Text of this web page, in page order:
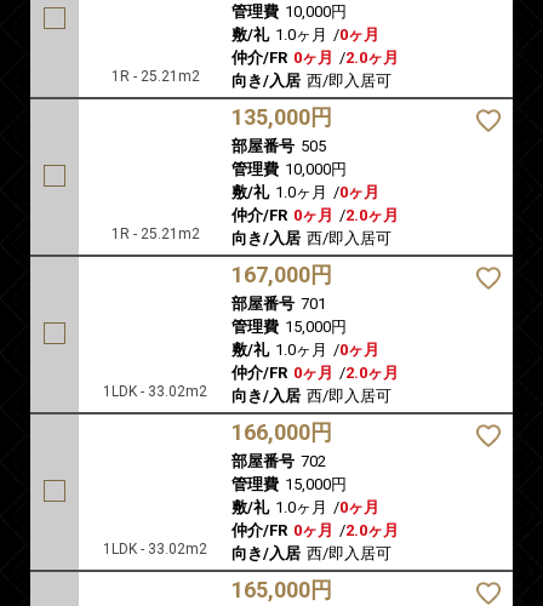
1R - 25.21m2
管理費 10,000円
敷/礼 1.0ヶ月 /0ヶ月
仲介/FR 0ヶ月 /2.0ヶ月
向き/入居 西/即入居可
1R - 25.21m2
135,000円
部屋番号 505
管理費 10,000円
敷/礼 1.0ヶ月 /0ヶ月
仲介/FR 0ヶ月 /2.0ヶ月
向き/入居 西/即入居可
1LDK - 33.02m2
167,000円
部屋番号 701
管理費 15,000円
敷/礼 1.0ヶ月 /0ヶ月
仲介/FR 0ヶ月 /2.0ヶ月
向き/入居 西/即入居可
1LDK - 33.02m2
166,000円
部屋番号 702
管理費 15,000円
敷/礼 1.0ヶ月 /0ヶ月
仲介/FR 0ヶ月 /2.0ヶ月
向き/入居 西/即入居可
165,000円